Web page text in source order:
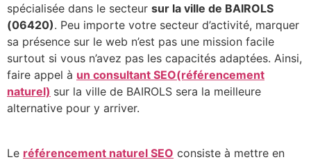
spécialisée dans le secteur sur la ville de BAIROLS
(06420). Peu importe votre secteur d’activité, marquer
sa présence sur le web n’est pas une mission facile
surtout si vous n’avez pas les capacités adaptées. Ainsi,
faire appel à un consultant SEO(référencement
naturel) sur la ville de BAIROLS sera la meilleure
alternative pour y arriver.
Le référencement naturel SEO consiste à mettre en